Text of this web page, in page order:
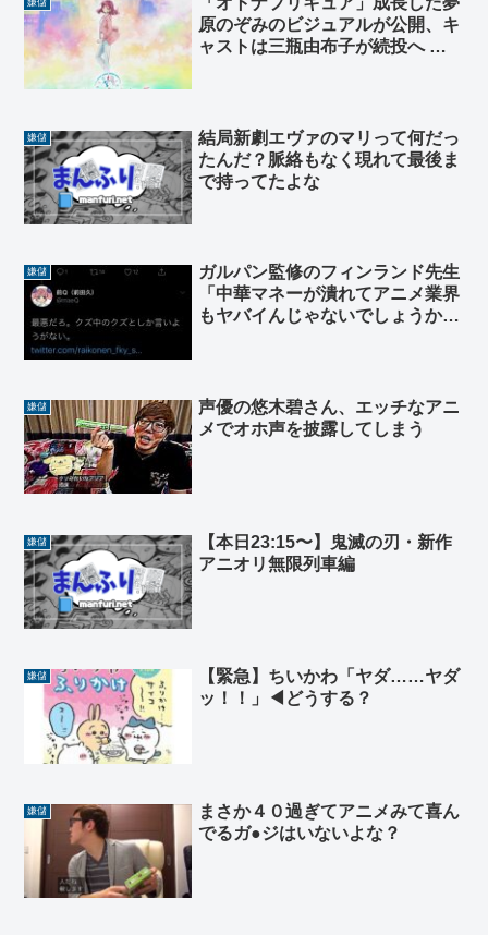
原のぞみのビジュアルが公開、キ
ャストは三瓶由布子が続投へ 合
嫌儲
結局新劇エヴァのマリって何だっ
たんだ？脈絡もなく現れて最後ま
で持ってたよな
嫌儲
ガルパン監修のフィンランド先生
「中華マネーが潰れてアニメ業界
もヤバイんじゃないでしょうか
嫌儲
声優の悠木碧さん、エッチなアニ
メでオホ声を披露してしまう
嫌儲
【本日23:15〜】鬼滅の刃・新作
アニオリ無限列車編
嫌儲
【緊急】ちいかわ「ヤダ……ヤダ
ッ！！」◀どうする？
嫌儲
まさか４０過ぎてアニメみて喜ん
でるガ●ジはいないよな？